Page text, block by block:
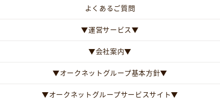
よくあるご質問
▼運営サービス▼
▼会社案内▼
▼オークネットグループ基本方針▼
▼オークネットグループサービスサイト▼